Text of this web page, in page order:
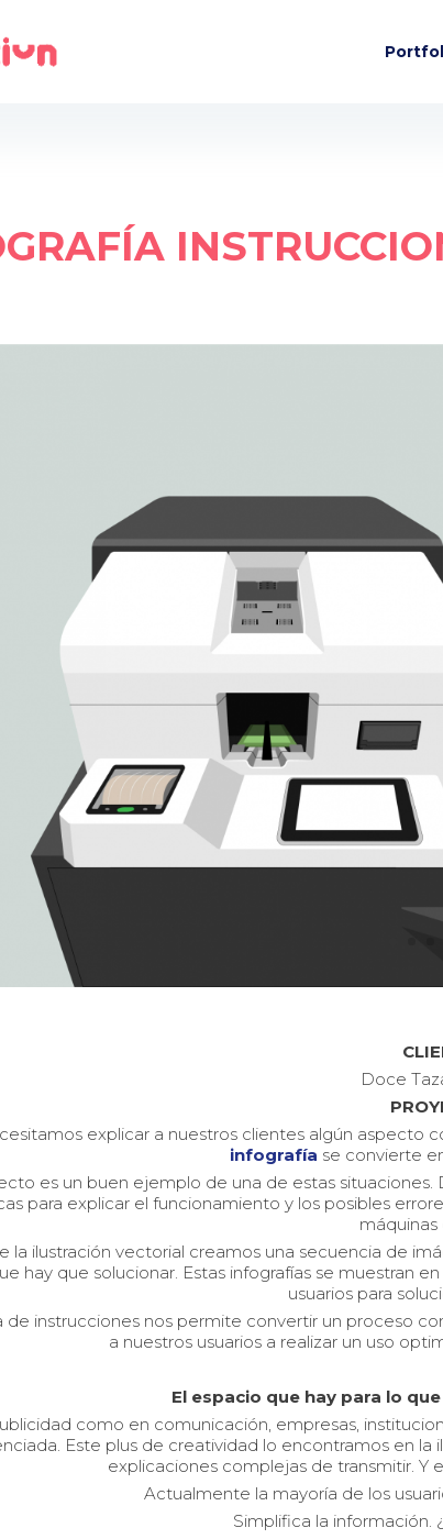
Doce
explicar a nuestros clientes algún aspecto
infografía se convierte
es un buen ejemplo de una de estas
para explicar el funcionamiento y los posibles
máquinas
la ilustración vectorial creamos una secuencia de
hay que solucionar. Estas infografías se muestran
usuarios para
de instrucciones nos permite convertir un proceso
a nuestros usuarios a realizar un uso
El espacio que hay para lo
como en comunicación, empresas,
Este plus de creatividad lo encontramos en
explicaciones complejas de transmitir.
Actualmente la mayoría de los
Simplifica la información.